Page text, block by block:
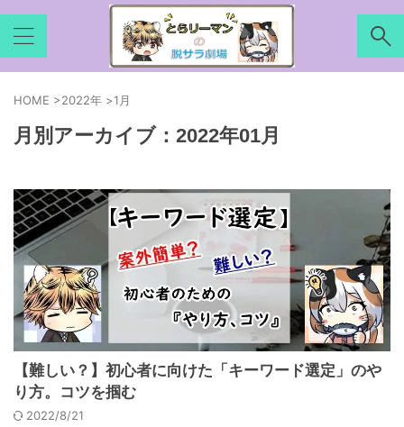
HOME >2022年 >1月
月別アーカイブ：2022年01月
【難しい？】初心者に向けた「キーワード選定」のや
り方。コツを掴む
2022/8/21